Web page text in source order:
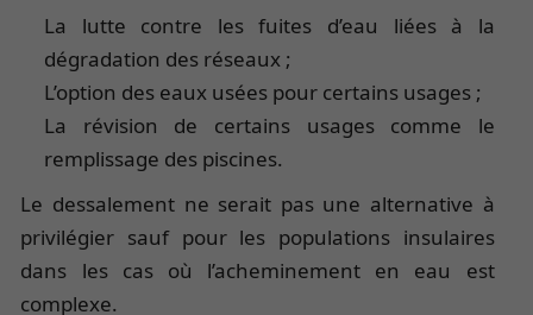
La lutte contre les fuites d’eau liées à la
dégradation des réseaux ;
L’option des eaux usées pour certains usages ;
La révision de certains usages comme le
remplissage des piscines.
Le dessalement ne serait pas une alternative à
privilégier sauf pour les populations insulaires
dans les cas où l’acheminement en eau est
complexe.